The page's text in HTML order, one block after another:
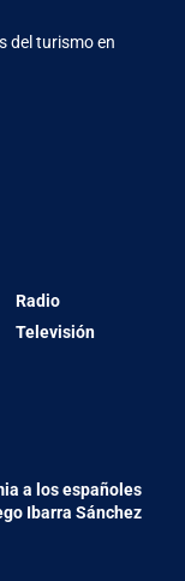
del turismo en
Radio
Televisión
a los españoles
Ibarra Sánchez